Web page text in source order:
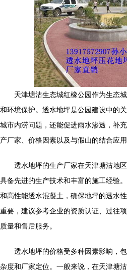
天津塘沽生态城红橡公园作为生态
和环境保护。透水地坪是公园建设中的
城市内涝问题，还能促进雨水渗透，补
产厂家、价格因素以及与假山的结合应
透水地坪的生产厂家在天津塘沽地
具备先进的生产技术和丰富的施工经验
和高性能透水混凝土，确保地坪的透水
重要，建议参考企业的资质认证、过往
质量和售后服务。
透水地坪的价格受多种因素影响，
杂度和厂家定位。一般来说，在天津塘